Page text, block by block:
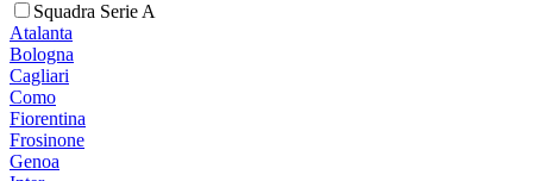
Squadra Serie A
Atalanta
Bologna
Cagliari
Como
Fiorentina
Frosinone
Genoa